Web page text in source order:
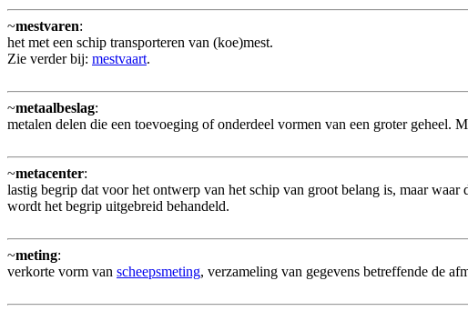
~mestvaren:
het met een schip transporteren van (koe)mest.
Zie verder bij: mestvaart.
~metaalbeslag:
metalen delen die een toevoeging of onderdeel vormen van een groter geheel.
~metacenter:
lastig begrip dat voor het ontwerp van het schip van groot belang is, maar waar
wordt het begrip uitgebreid behandeld.
~meting:
verkorte vorm van scheepsmeting, verzameling van gegevens betreffende de